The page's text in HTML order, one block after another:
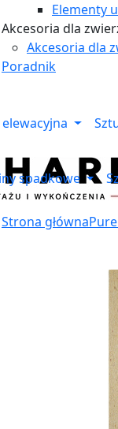
Elementy
Akcesoria dla
Akcesoria dla
Poradnik
spadkowe
Strona główna